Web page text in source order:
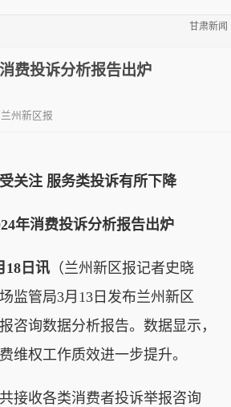
甘肃新闻
费投诉分析报告出炉
州新区报
关注 服务类投诉有所下降
年消费投诉分析报告出炉
日讯 （兰州新区报记者史晓
监管局3月13日发布兰州新区
咨询数据分析报告。数据显示，
维权工作质效进一步提升。
收各类消费者投诉举报咨询